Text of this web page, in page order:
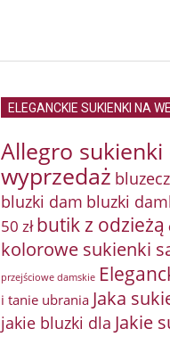
ELEGANCKIE SUKIENKI NA
Allegro sukienki
wyprzedaż
bluzki dam bluzki
50 zł butik z odzieżą
kolorowe sukienki
przejściowe damskie
i tanie ubrania Jaka
jakie bluzki dla Jakie